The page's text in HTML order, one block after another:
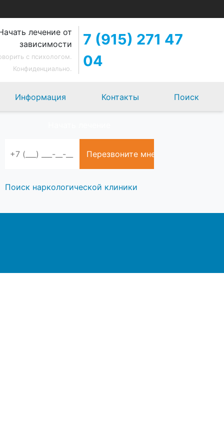
лечение от
зависимости
с психологом.
Конфиденциально.
7 (915) 271 47
04
Информация Контакты Поиск
Поиск наркологической клиники